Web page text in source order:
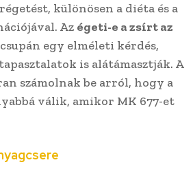
különösen a diéta és a
Az égeti-e a zsírt az
egy elméleti kérdés,
is alátámasztják. A
számolnak be arról, hogy a
válik, amikor MK 677-et